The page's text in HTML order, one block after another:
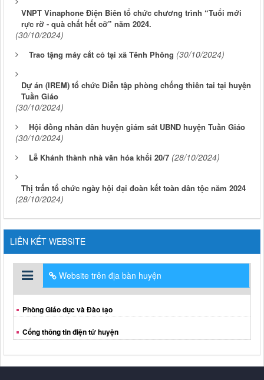
VNPT Vinaphone Điện Biên tổ chức chương trình “Tuổi mới
rực rỡ - quà chất hết cỡ” năm 2024.
(30/10/2024)
Trao tặng máy cắt cỏ tại xã Tênh Phông (30/10/2024)
Dự án (IREM) tổ chức Diễn tập phòng chống thiên tai tại huyện
Tuần Giáo
(30/10/2024)
Hội đồng nhân dân huyện giám sát UBND huyện Tuần Giáo
(30/10/2024)
Lễ Khánh thành nhà văn hóa khối 20/7 (28/10/2024)
Thị trấn tổ chức ngày hội đại đoàn kết toàn dân tộc năm 2024
(28/10/2024)
LIÊN KẾT WEBSITE
Website trên địa bàn huyện
Phòng Giáo dục và Đào tạo
Cổng thông tin điện tử huyện